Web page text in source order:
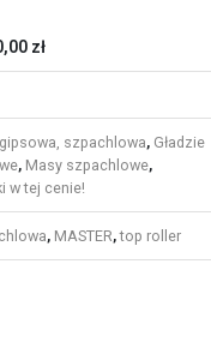
zł
gipsowa, szpachlowa, Gładzie
, Masy szpachlowe,
w tej cenie!
, MASTER,top roller